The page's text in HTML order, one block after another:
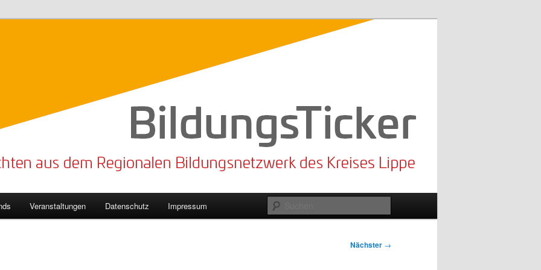
Veranstaltungen Datenschutz Impressum
Nächster →